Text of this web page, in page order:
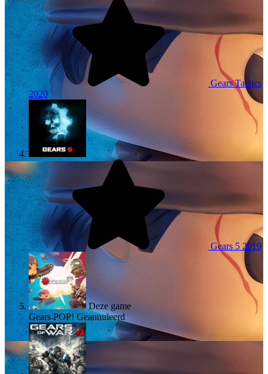
Gears Tactics
2020
Gears 5 2019
Deze game
Gears POP!Geannuleerd